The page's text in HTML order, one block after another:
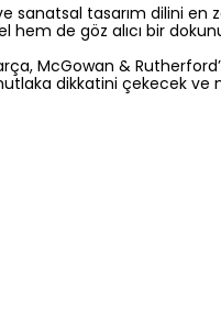
sanatsal tasarım dilini
hem de göz alıcı bir
McGowan &
dikkatini çekecek ve